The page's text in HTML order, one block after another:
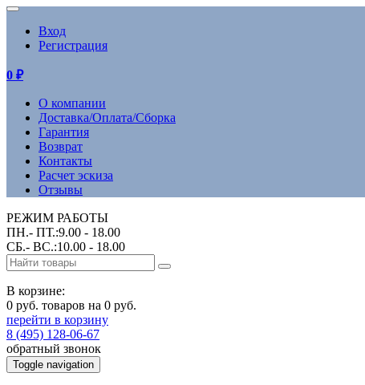
Вход
Регистрация
0 ₽
О компании
Доставка/Оплата/Сборка
Гарантия
Возврат
Контакты
Расчет эскиза
Отзывы
РЕЖИМ РАБОТЫ
ПН.- ПТ.:9.00 - 18.00
СБ.- ВС.:10.00 - 18.00
В корзине:
0 руб. товаров на 0 руб.
перейти в корзину
8 (495) 128-06-67
обратный звонок
Toggle navigation